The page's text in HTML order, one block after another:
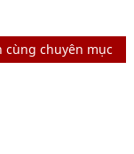
cùng chuyên mục